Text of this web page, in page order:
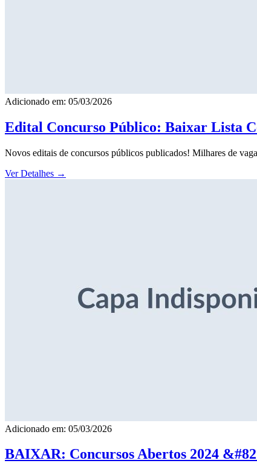
Adicionado em: 05/03/2026
Edital Concurso Público: Baixar Lista
Novos editais de concursos públicos publicados! Milhares de
Ver Detalhes →
Adicionado em: 05/03/2026
BAIXAR: Concursos Abertos 2024